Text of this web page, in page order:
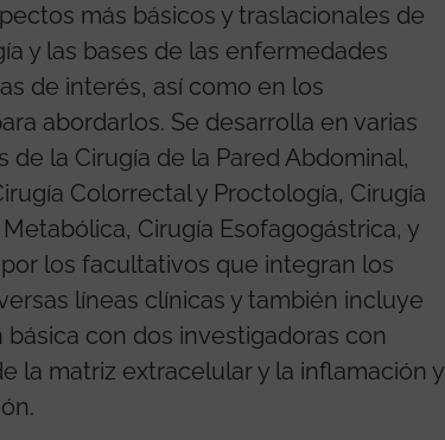
más básicos y traslacionales de
y las bases de las enfermedades
de interés, así como en los
abordarlos. Se desarrolla en varias
la Cirugía de la Pared Abdominal,
Colorrectal y Proctología, Cirugía
Cirugía Esofagogástrica, y
los facultativos que integran los
líneas clínicas y también incluye
con dos investigadoras con
la matriz extracelular y la inflamación y